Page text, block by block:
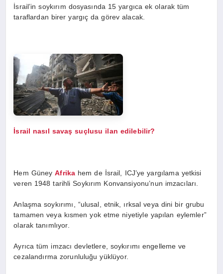
İsrail’in soykırım dosyasında 15 yargıca ek olarak tüm
taraflardan birer yargıç da görev alacak.
İsrail nasıl savaş suçlusu ilan edilebilir?
Hem GüneyAfrika hem de İsrail, ICJ’ye yargılama yetkisi
veren 1948 tarihli Soykırım Konvansiyonu’nun imzacıları.
Anlaşma soykırımı, “ulusal, etnik, ırksal veya dini bir grubu
tamamen veya kısmen yok etme niyetiyle yapılan eylemler”
olarak tanımlıyor.
Ayrıca tüm imzacı devletlere, soykırımı engelleme ve
cezalandırma zorunluluğu yüklüyor.